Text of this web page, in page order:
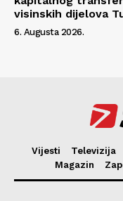
visinskih dijelova
6. Augusta 2026.
Vijesti Televizija
Magazin